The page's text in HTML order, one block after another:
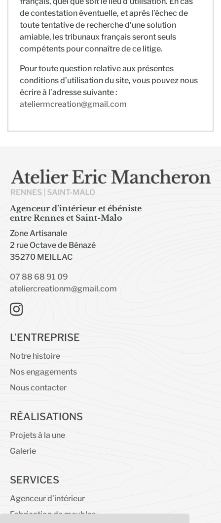
de contestation éventuelle, et après l’échec de
toute tentative de recherche d’une solution
amiable, les tribunaux français seront seuls
compétents pour connaître de ce litige.
Pour toute question relative aux présentes
conditions d’utilisation du site, vous pouvez nous
écrire à l’adresse suivante :
ateliermcreation@gmail.com
Agenceur d’intérieur et ébéniste
entre Rennes et Saint-Malo
Zone Artisanale
2 rue Octave de Bénazé
35270 MEILLAC
07 88 68 91 09
ateliercreationm@gmail.com

L’ENTREPRISE
Notre histoire
Nos engagements
Nous contacter
RÉALISATIONS
Projets à la une
Galerie
SERVICES
Agenceur d’intérieur
Fabrication de meubles